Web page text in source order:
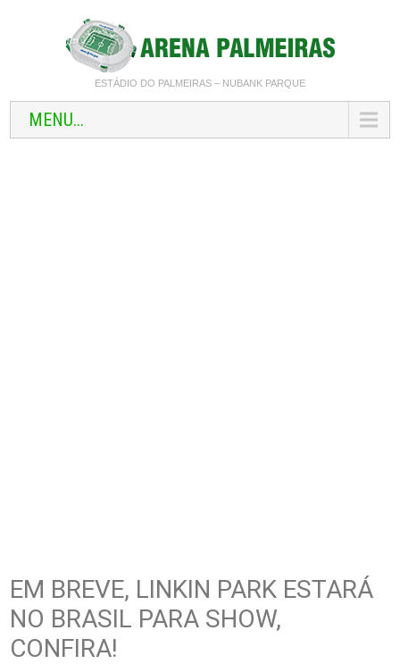
ESTÁDIO DO PALMEIRAS – NUBANK PARQUE
MENU...
EM BREVE, LINKIN PARK ESTARÁ
NO BRASIL PARA SHOW,
CONFIRA!